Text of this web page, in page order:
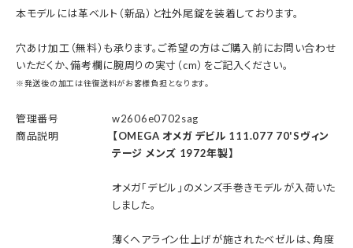
本モデルには革ベルト（新品）と社外尾錠を装着しております。
穴あけ加工（無料）も承ります。ご希望の方はご購入前にお問い合わせ
いただくか、備考欄に腕周りの実寸（cm）をご記入ください。
※発送後の加工は往復送料がお客様負担となります。
管理番号
w2606e0702sag
商品説明
【OMEGA オメガ デビル 111.077 70'Sヴィン
テージ メンズ 1972年製】
オメガ「デビル」のメンズ手巻きモデルが入荷いた
しました。
薄くヘアライン仕上げが施されたベゼルは、角度